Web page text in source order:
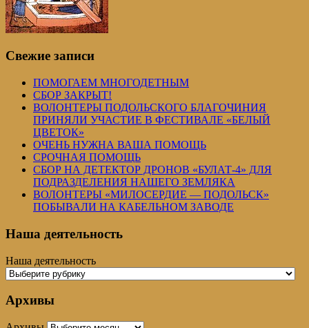
Свежие записи
ПОМОГАЕМ МНОГОДЕТНЫМ
СБОР ЗАКРЫТ!
ВОЛОНТЕРЫ ПОДОЛЬСКОГО БЛАГОЧИНИЯ
ПРИНЯЛИ УЧАСТИЕ В ФЕСТИВАЛЕ «БЕЛЫЙ
ЦВЕТОК»
ОЧЕНЬ НУЖНА ВАША ПОМОЩЬ
СРОЧНАЯ ПОМОЩЬ
СБОР НА ДЕТЕКТОР ДРОНОВ «БУЛАТ-4» ДЛЯ
ПОДРАЗДЕЛЕНИЯ НАШЕГО ЗЕМЛЯКА
ВОЛОНТЕРЫ «МИЛОСЕРДИЕ — ПОДОЛЬСК»
ПОБЫВАЛИ НА КАБЕЛЬНОМ ЗАВОДЕ
Наша деятельность
Наша деятельность
Архивы